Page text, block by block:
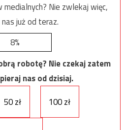
Nie zwlekaj więc,
już od teraz.
8%
robotę? Nie czekaj zatem
nas od dzisiaj.
50 zł 100 zł